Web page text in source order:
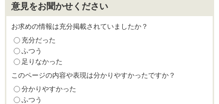
意見をお聞かせください
お求めの情報は充分掲載されていましたか？
充分だった
ふつう
足りなかった
このページの内容や表現は分かりやすかったですか？
分かりやすかった
ふつう